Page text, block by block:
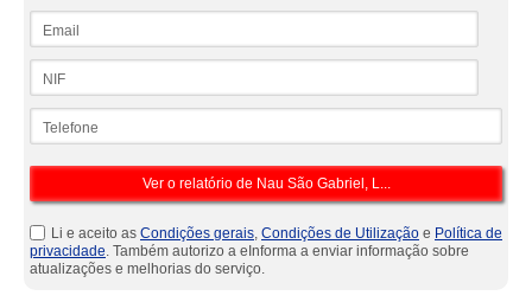
Li e aceito as Condições gerais, Condições de Utilização e Política de
privacidade. Também autorizo a eInforma a enviar informação sobre
atualizações e melhorias do serviço.